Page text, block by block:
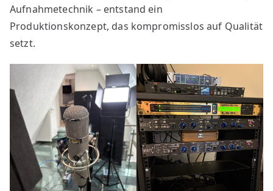
Aufnahmetechnik – entstand ein
Produktionskonzept, das kompromisslos auf Qualität
setzt.